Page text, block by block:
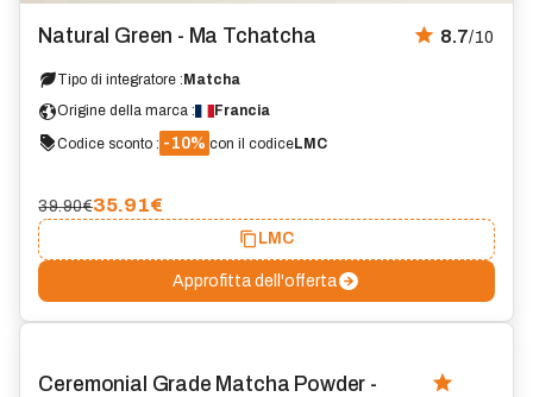
Natural Green - Ma Tchatcha 8.7/10
Tipo di integratore : Matcha
Origine della marca :
Francia
Codice sconto : -10% con il codiceLMC
39.90€35.91€
LMC
Approfitta dell'offerta
Ceremonial Grade Matcha Powder -